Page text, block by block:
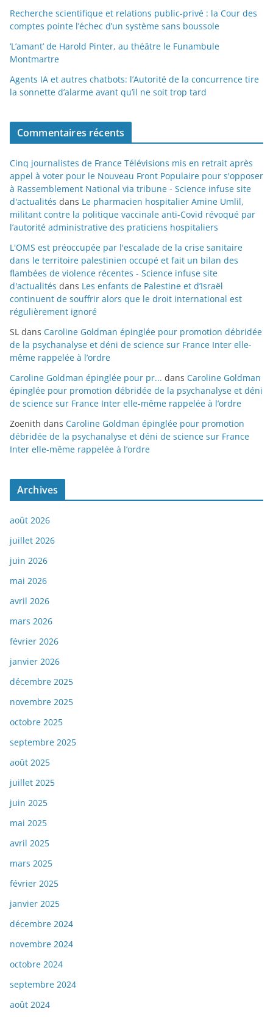
Recherche scientifique et relations public-privé : la Cour des
comptes pointe l’échec d’un système sans boussole
‘L’amant’ de Harold Pinter, au théâtre le Funambule
Montmartre
Agents IA et autres chatbots: l’Autorité de la concurrence tire
la sonnette d’alarme avant qu’il ne soit trop tard
Commentaires récents
Cinq journalistes de France Télévisions mis en retrait après
appel à voter pour le Nouveau Front Populaire pour s'opposer
à Rassemblement National via tribune - Science infuse site
d'actualités dans Le pharmacien hospitalier Amine Umlil,
militant contre la politique vaccinale anti-Covid révoqué par
l’autorité administrative des praticiens hospitaliers
L'OMS est préoccupée par l'escalade de la crise sanitaire
dans le territoire palestinien occupé et fait un bilan des
flambées de violence récentes - Science infuse site
d'actualités dans Les enfants de Palestine et d’Israël
continuent de souffrir alors que le droit international est
régulièrement ignoré
SL dans Caroline Goldman épinglée pour promotion débridée
de la psychanalyse et déni de science sur France Inter elle-
même rappelée à l’ordre
Caroline Goldman épinglée pour pr... dans Caroline Goldman
épinglée pour promotion débridée de la psychanalyse et déni
de science sur France Inter elle-même rappelée à l’ordre
Zoenith dans Caroline Goldman épinglée pour promotion
débridée de la psychanalyse et déni de science sur France
Inter elle-même rappelée à l’ordre
Archives
août 2026
juillet 2026
juin 2026
mai 2026
avril 2026
mars 2026
février 2026
janvier 2026
décembre 2025
novembre 2025
octobre 2025
septembre 2025
août 2025
juillet 2025
juin 2025
mai 2025
avril 2025
mars 2025
février 2025
janvier 2025
décembre 2024
novembre 2024
octobre 2024
septembre 2024
août 2024